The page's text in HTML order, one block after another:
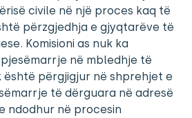
civile në një proces kaq të
përzgjedhja e gjyqtarëve të
Komisioni as nuk ka
në mbledhje të
është përgjigjur në shprehjet e
të dërguara në adresë
ndodhur në procesin